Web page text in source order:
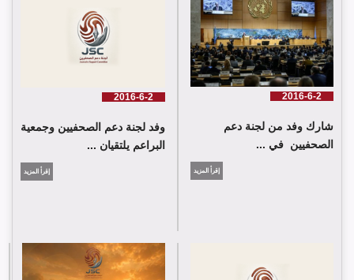
اللجنة كلمة باسم جمعية البراعم للعمل الاجتماعي
2016-6-2
شارك وفد من لجنة دعم
الصحفيين في ...
إقرأ المزيد
2016-6-2
وفد لجنة دعم الصحفيين وجمعية
البراعم يلتقيان ...
إقرأ المزيد